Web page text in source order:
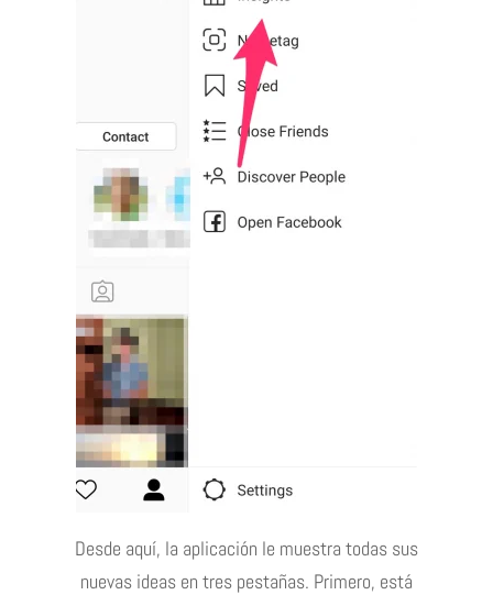
Desde aquí, la aplicación le muestra todas sus
nuevas ideas en tres pestañas. Primero, está